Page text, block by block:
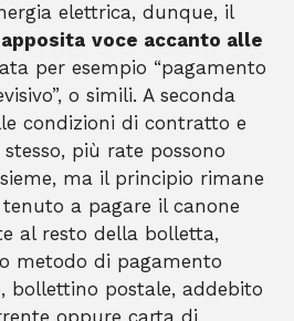
elettrica, dunque, il
apposita voce accanto alle
per esempio “pagamento
o simili. A seconda
condizioni di contratto e
più rate possono
ma il principio rimane
a pagare il canone
al resto della bolletta,
metodo di pagamento
bollettino postale, addebito
oppure carta di